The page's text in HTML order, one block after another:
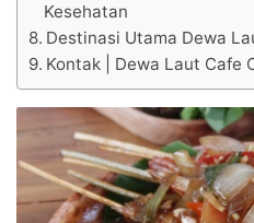
Kesehatan
Destinasi Utama Dewa
Kontak | Dewa Laut Cafe